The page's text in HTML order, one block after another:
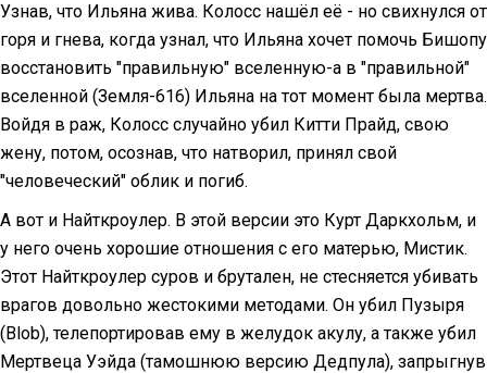
Узнав, что Ильяна жива. Колосс нашёл её - но свихнулся от
горя и гнева, когда узнал, что Ильяна хочет помочь Бишопу
восстановить "правильную" вселенную-а в "правильной"
вселенной (Земля-616) Ильяна на тот момент была мертва.
Войдя в раж, Колосс случайно убил Китти Прайд, свою
жену, потом, осознав, что натворил, принял свой
"человеческий" облик и погиб.
А вот и Найткроулер. В этой версии это Курт Даркхольм, и
у него очень хорошие отношения с его матерью, Мистик.
Этот Найткроулер суров и брутален, не стесняется убивать
врагов довольно жестокими методами. Он убил Пузыря
(Blob), телепортировав ему в желудок акулу, а также убил
Мертвеца Уэйда (тамошнюю версию Дедпула), запрыгнув